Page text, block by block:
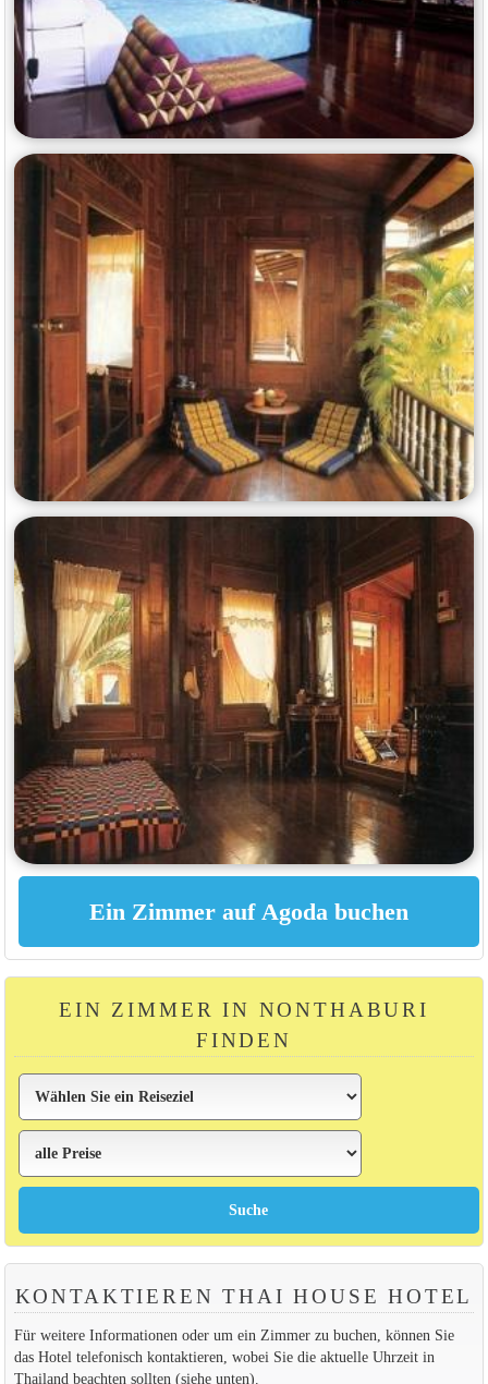
EIN ZIMMER IN NONTHABURI
FINDEN
KONTAKTIEREN THAI HOUSE HOTEL
Für weitere Informationen oder um ein Zimmer zu buchen, können Sie
das Hotel telefonisch kontaktieren, wobei Sie die aktuelle Uhrzeit in
Thailand beachten sollten (siehe unten).